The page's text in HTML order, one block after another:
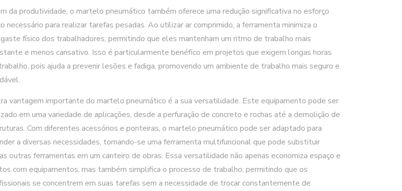
da produtividade, o martelo pneumático também oferece uma redução significativa no esforço
necessário para realizar tarefas pesadas. Ao utilizar ar comprimido, a ferramenta minimiza o
físico dos trabalhadores, permitindo que eles mantenham um ritmo de trabalho mais
e menos cansativo. Isso é particularmente benéfico em projetos que exigem longas horas
pois ajuda a prevenir lesões e fadiga, promovendo um ambiente de trabalho mais seguro e
vantagem importante do martelo pneumático é a sua versatilidade. Este equipamento pode ser
em uma variedade de aplicações, desde a perfuração de concreto e rochas até a demolição de
Com diferentes acessórios e ponteiras, o martelo pneumático pode ser adaptado para
a diversas necessidades, tornando-se uma ferramenta multifuncional que pode substituir
outras ferramentas em um canteiro de obras. Essa versatilidade não apenas economiza espaço e
com equipamentos, mas também simplifica o processo de trabalho, permitindo que os
se concentrem em suas tarefas sem a necessidade de trocar constantemente de